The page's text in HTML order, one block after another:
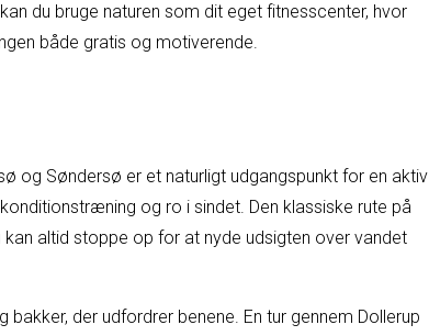
du bruge naturen som dit eget fitnesscenter, hvor
både gratis og motiverende.
og Søndersø er et naturligt udgangspunkt for en aktiv
og ro i sindet. Den klassiske rute på
altid stoppe op for at nyde udsigten over vandet
der udfordrer benene. En tur gennem Dollerup